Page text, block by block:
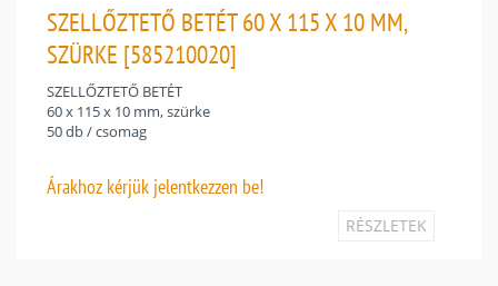
SZELLŐZTETŐ BETÉT 60 X 115 X 10 MM,
SZÜRKE [585210020]
SZELLŐZTETŐ BETÉT
60 x 115 x 10 mm, szürke
50 db / csomag
Árakhoz kérjük jelentkezzen be!
RÉSZLETEK